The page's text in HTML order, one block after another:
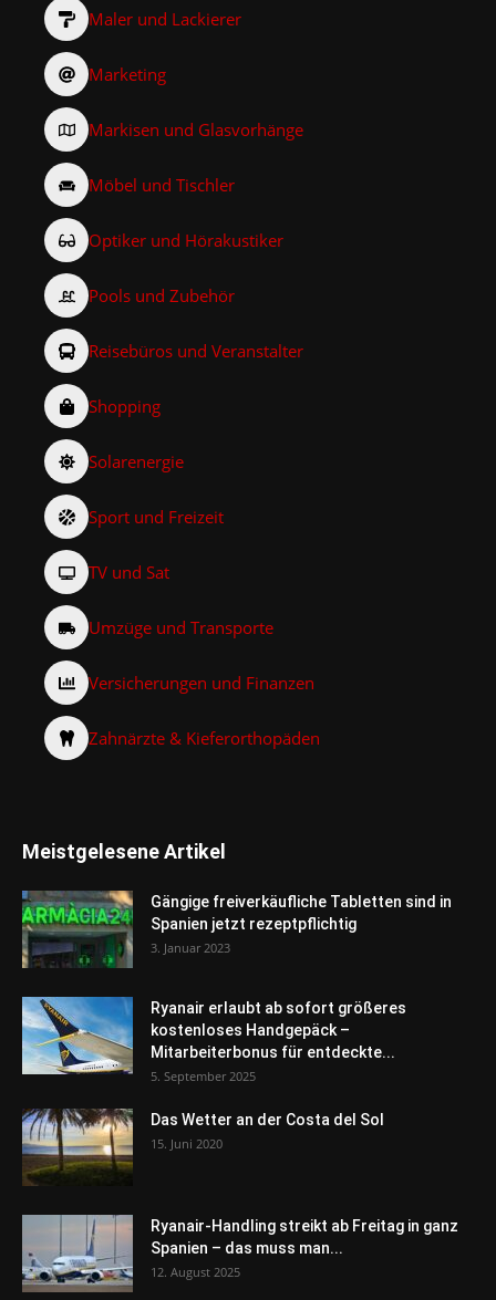
Maler und Lackierer
Marketing
Markisen und Glasvorhänge
Möbel und Tischler
Optiker und Hörakustiker
Pools und Zubehör
Reisebüros und Veranstalter
Shopping
Solarenergie
Sport und Freizeit
TV und Sat
Umzüge und Transporte
Versicherungen und Finanzen
Zahnärzte & Kieferorthopäden
Meistgelesene Artikel
Gängige freiverkäufliche Tabletten sind in
Spanien jetzt rezeptpflichtig
3. Januar 2023
Ryanair erlaubt ab sofort größeres
kostenloses Handgepäck –
Mitarbeiterbonus für entdeckte...
5. September 2025
Das Wetter an der Costa del Sol
15. Juni 2020
Ryanair-Handling streikt ab Freitag in ganz
Spanien – das muss man...
12. August 2025